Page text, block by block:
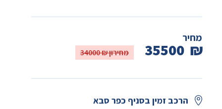
מחיר
₪ מחירון ₪ 34000
הרכב זמין בסניף כפר סבא